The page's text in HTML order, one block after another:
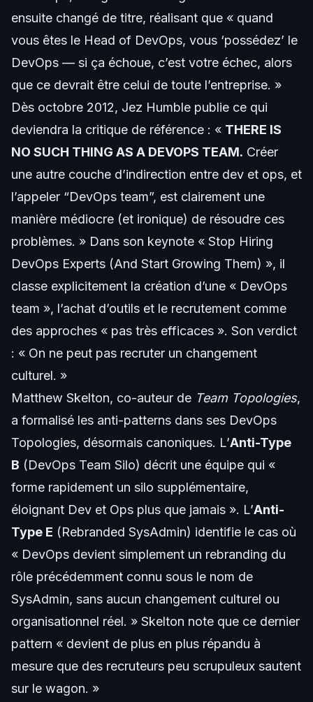
ensuite changé de titre, réalisant que « quand
vous êtes le Head of DevOps, vous ‘possédez’ le
DevOps — si ça échoue, c’est votre échec, alors
que ce devrait être celui de toute l’entreprise. »
Dès octobre 2012, Jez Humble publie ce qui
deviendra la critique de référence : « THERE IS
NO SUCH THING AS A DEVOPS TEAM. Créer
une autre couche d’indirection entre dev et ops, et
l’appeler “DevOps team”, est clairement une
manière médiocre (et ironique) de résoudre ces
problèmes. » Dans son keynote « Stop Hiring
DevOps Experts (And Start Growing Them) », il
classe explicitement la création d’une « DevOps
team », l’achat d’outils et le recrutement comme
des approches « pas très efficaces ». Son verdict
: « On ne peut pas recruter un changement
culturel. »
Matthew Skelton, co-auteur de Team Topologies,
a formalisé les anti-patterns dans ses DevOps
Topologies, désormais canoniques. L’Anti-Type
B (DevOps Team Silo) décrit une équipe qui «
forme rapidement un silo supplémentaire,
éloignant Dev et Ops plus que jamais ». L’Anti-
Type E (Rebranded SysAdmin) identifie le cas où
« DevOps devient simplement un rebranding du
rôle précédemment connu sous le nom de
SysAdmin, sans aucun changement culturel ou
organisationnel réel. » Skelton note que ce dernier
pattern « devient de plus en plus répandu à
mesure que des recruteurs peu scrupuleux sautent
sur le wagon. »